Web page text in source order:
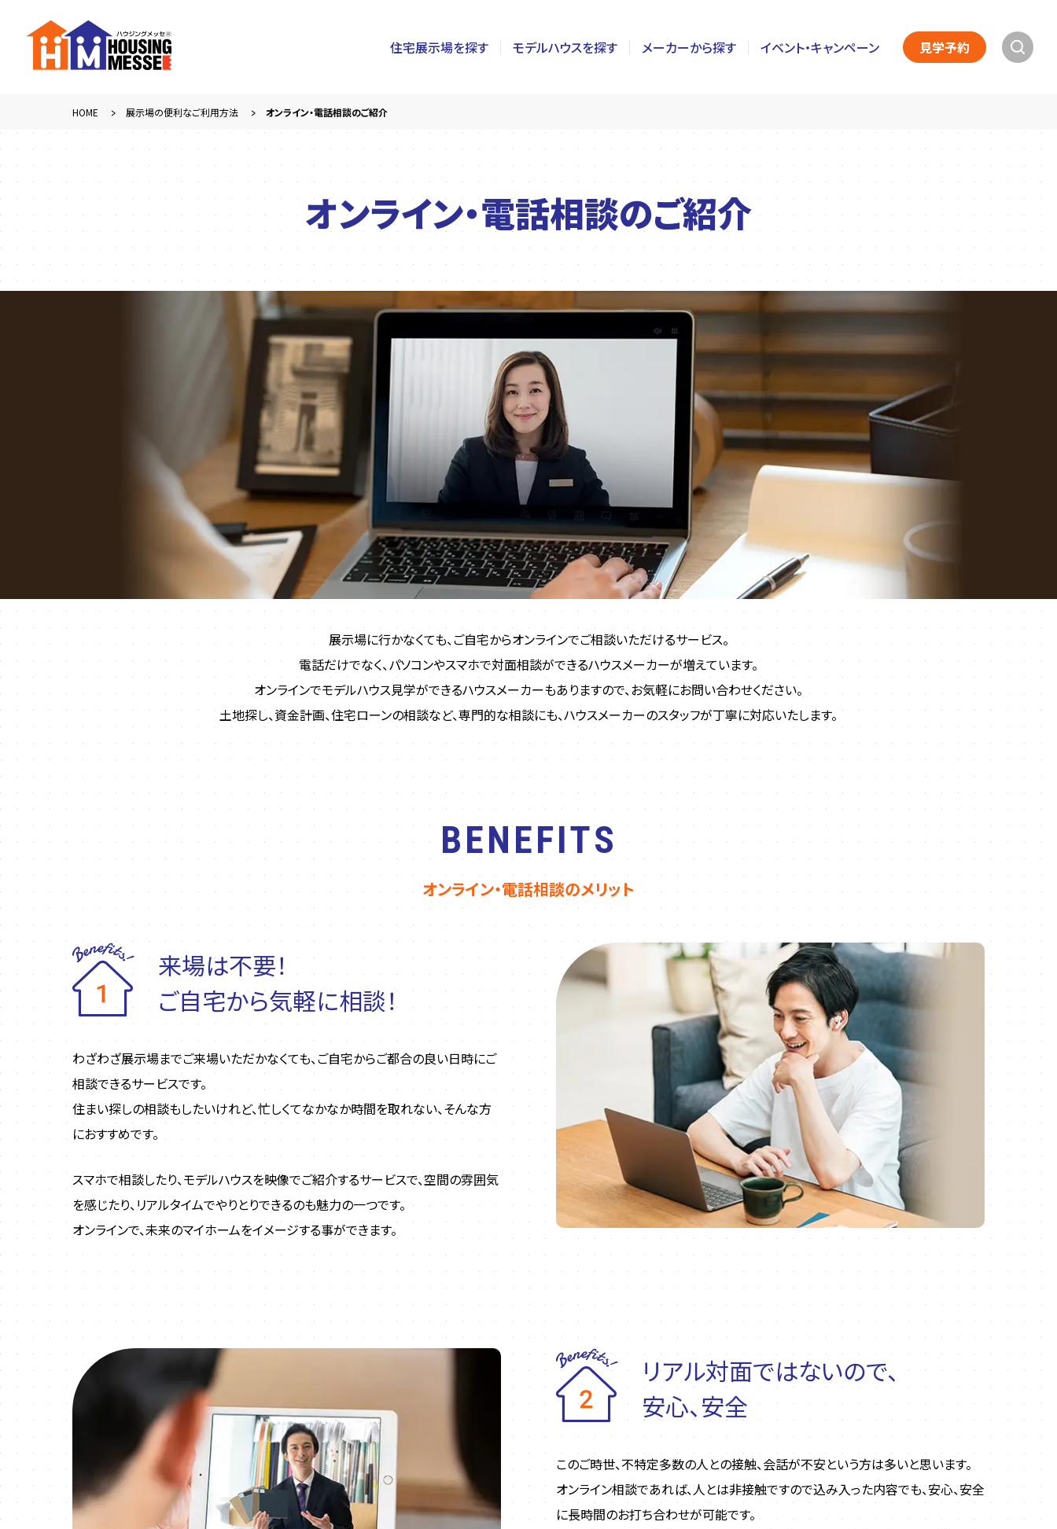
住宅展示場を探す
神奈川
埼玉
栃木
山梨
静岡
富山
モデルハウスを探す メーカーから探す イベント・キャンペーン 見学予約
HOME 展示場の便利なご利用方法 オンライン・電話相談のご紹介
オンライン・電話相談のご紹介
展示場に行かなくても、ご自宅からオンラインでご相談いただけるサービス。
電話だけでなく、パソコンやスマホで対面相談ができるハウスメーカーが増えています。
オンラインでモデルハウス見学ができるハウスメーカーもありますので、お気軽にお問い合わせください。
土地探し、資金計画、住宅ローンの相談など、専門的な相談にも、ハウスメーカーのスタッフが丁寧に対応いたします。
BENEFITS
オンライン・電話相談のメリット
来場は不要！
ご自宅から気軽に相談！
わざわざ展示場までご来場いただかなくても、ご自宅からご都合の良い日時にご
相談できるサービスです。
住まい探しの相談もしたいけれど、忙しくてなかなか時間を取れない、そんな方
におすすめです。
スマホで相談したり、モデルハウスを映像でご紹介するサービスで、空間の雰囲気
を感じたり、リアルタイムでやりとりできるのも魅力の一つです。
オンラインで、未来のマイホームをイメージする事ができます。
リアル対面ではないので、
安心、安全
このご時世、不特定多数の人との接触、会話が不安という方は多いと思います。
オンライン相談であれば、人とは非接触ですので込み入った内容でも、安心、安全
に長時間のお打ち合わせが可能です。